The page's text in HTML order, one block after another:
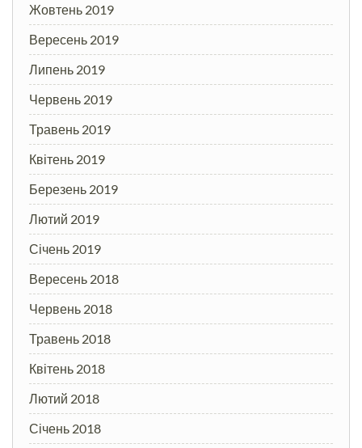
Жовтень 2019
Вересень 2019
Липень 2019
Червень 2019
Травень 2019
Квітень 2019
Березень 2019
Лютий 2019
Січень 2019
Вересень 2018
Червень 2018
Травень 2018
Квітень 2018
Лютий 2018
Січень 2018